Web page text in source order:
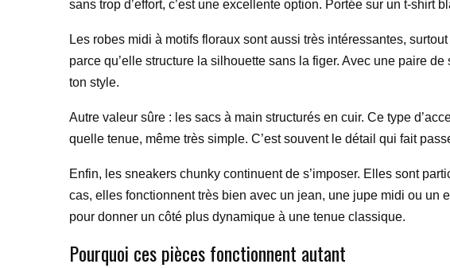
sans trop d’effort, c’est une excellente option. Portée sur un t-
Les robes midi à motifs floraux sont aussi très intéressantes,
parce qu’elle structure la silhouette sans la figer. Avec une paire
ton style.
Autre valeur sûre : les sacs à main structurés en cuir. Ce type
quelle tenue, même très simple. C’est souvent le détail qui fait
Enfin, les sneakers chunky continuent de s’imposer. Elles sont
cas, elles fonctionnent très bien avec un jean, une jupe midi ou un
pour donner un côté plus dynamique à une tenue classique.
Pourquoi ces pièces fonctionnent autant